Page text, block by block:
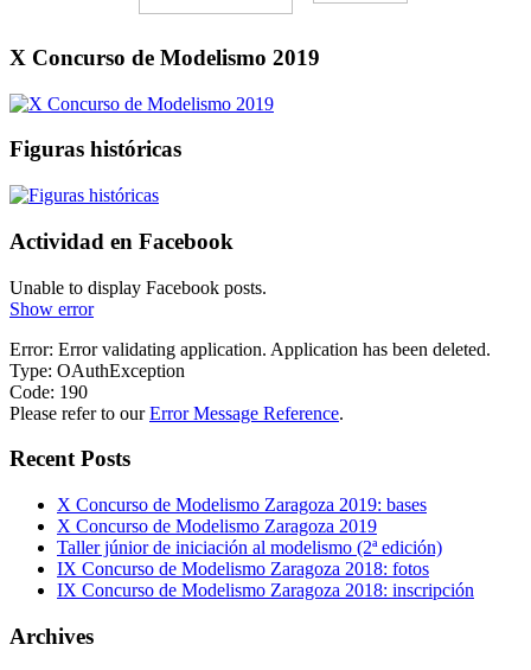
X Concurso de Modelismo 2019
Figuras históricas
Actividad en Facebook
Unable to display Facebook posts.
Show error
Error: Error validating application. Application has been deleted.
Type: OAuthException
Code: 190
Please refer to ourError Message Reference.
Recent Posts
X Concurso de Modelismo Zaragoza 2019: bases
X Concurso de Modelismo Zaragoza 2019
Taller júnior de iniciación al modelismo (2ª edición)
IX Concurso de Modelismo Zaragoza 2018: fotos
IX Concurso de Modelismo Zaragoza 2018: inscripción
Archives